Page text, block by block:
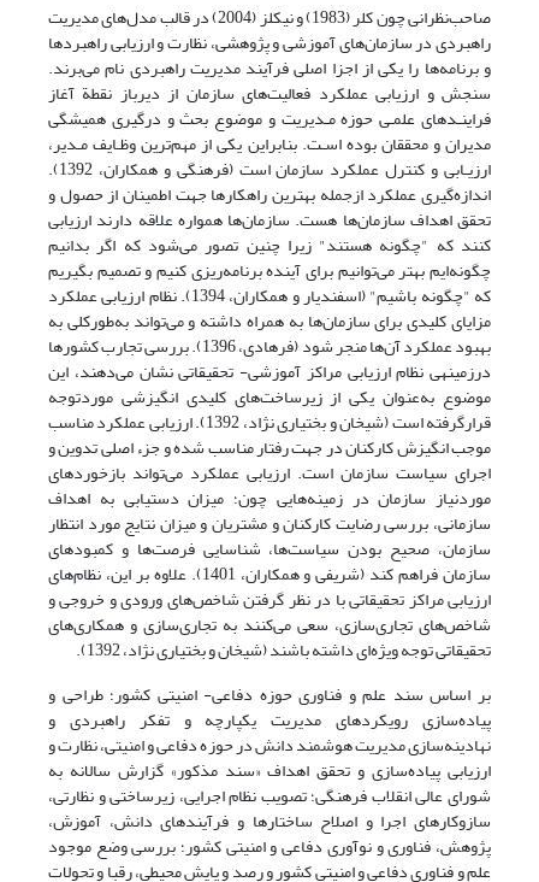
صاحب‌نظرانی چون کلر (1983) و نیکلز (2004) در قالب مدل‌های مدیریت
راهبردی در سازمان‌های آموزشی و پژوهشی، نظارت و ارزیابی راهبردها
و برنامه‌ها را یکی از اجزا اصلی فرآیند مدیریت راهبردی نام می‌برند.
سنجش و ارزیابی عملکرد فعالیت‌های سازمان از دیرباز نقطة آغاز
فراینـدهای علمـی حوزه مـدیریت و موضوع بحث و درگیری همیشگی
مدیران و محققان بوده اسـت. بنابراین یکی از مهم‌ترین وظـایف مـدیر،
ارزیـابی و کنترل عملکرد سازمان است (فرهنگی و همکاران، 1392).
اندازه‌گیری عملکرد ازجمله بهترین راهکارها جهت اطمینان از حصول و
تحقق اهداف سازمان‌ها هست. سازمان‌ها همواره علاقه دارند ارزیابی
کنند که "چگونه هستند" زیرا چنین تصور می‌شود که اگر بدانیم
چگونه‌ایم بهتر می‌توانیم برای آینده برنامه‌ریزی کنیم و تصمیم بگیریم
که "چگونه باشیم" (اسفندیار و همکاران، 1394). نظام ارزیابی ‌عملکرد
‌‌مزایای کلیدی برای‌ سازمان‌ها به‌ همراه‌ داشته و‌ می‌تواند‌ به‌طورکلی به
بهبود‌ عملکرد‌ آن‌ها ‌منجر ‌شود (فرهادی، 1396). بررسی تجارب کشورها
درزمینهی نظام ارزیابی مراکز آموزشی- تحقیقاتی نشان می‌دهند، این
موضوع به‌عنوان یکی از زیرساخت‌های کلیدی انگیزشی موردتوجه
قرارگرفته است (شیخان و بختیاری نژاد، 1392). ارزیابی عملکرد مناسب
موجب انگیزش کارکنان در جهت رفتار مناسب شده و جزء اصلی تدوین و
اجرای سیاست سازمان است. ارزیابی عملکرد می‌تواند بازخوردهای
موردنیاز سازمان در زمینه‌هایی چون؛ میزان دستیابی به اهداف
سازمانی، بررسی رضایت کارکنان و مشتریان و میزان نتایج مورد انتظار
سازمان، صحیح بودن سیاست‌ها، شناسایی فرصت‌ها و کمبودهای
سازمان فراهم کند (شریفی و همکاران، 1401). علاوه بر این، نظام‌های
ارزیابی مراکز تحقیقاتی با در نظر گرفتن شاخص‌های ورودی و خروجی و
شاخص‌های تجاری‌سازی، سعی می‌کنند به تجاری‌سازی و همکاری‌های
تحقیقاتی توجه ویژه‌ای داشته باشند (شیخان و بختیاری نژاد، 1392).
بر اساس سند علم و فناوری حوزه دفاعی- امنیتی کشور؛ طراحی و
پیاده‌سازی رویکردهای مدیریت یکپارچه و تفکر راهبردی و
نهادینه‌سازی مدیریت هوشمند دانش در حوزه دفاعی و امنیتی، نظارت و
ارزیابی پیاده‌سازی و تحقق اهداف «سند مذکور» گزارش سالانه به
شورای عالی انقلاب فرهنگی؛ تصویب نظام اجرایی، زیرساختی و نظارتی،
سازوکارهای اجرا و اصلاح ساختارها و فرآیندهای دانش، آموزش،
پژوهش، فناوری و نوآوری دفاعی و امنیتی کشور؛ بررسی وضع موجود
علم و فناوری دفاعی و امنیتی کشور و رصد و پایش محیطی، رقبا و تحولات